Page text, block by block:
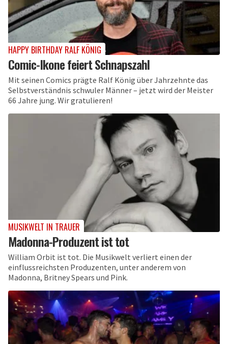
HAPPY BIRTHDAY RALF KÖNIG
Comic-Ikone feiert Schnapszahl
Mit seinen Comics prägte Ralf König über Jahrzehnte das
Selbstverständnis schwuler Männer – jetzt wird der Meister
66 Jahre jung. Wir gratulieren!
MUSIKWELT IN TRAUER
Madonna-Produzent ist tot
William Orbit ist tot. Die Musikwelt verliert einen der
einflussreichsten Produzenten, unter anderem von
Madonna, Britney Spears und Pink.